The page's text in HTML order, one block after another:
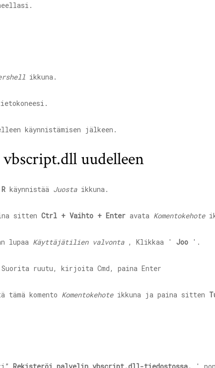
ikkuna.
käynnistämisen jälkeen.
uudelleen
käynnistää Juostaikkuna.
sitten Ctrl + Vaihto + Enter avata Komentokehote
lupaa Käyttäjätilien valvonta, Klikkaa ' Joo '.
komento Komentokehoteikkuna ja paina sitten